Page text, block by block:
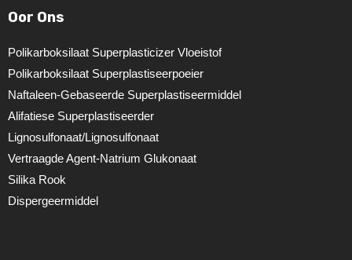
Oor Ons
Polikarboksilaat Superplasticizer Vloeistof
Polikarboksilaat Superplastiseerpoeier
Naftaleen-Gebaseerde Superplastiseermiddel
Alifatiese Superplastiseerder
Lignosulfonaat/lignosulfonaat
Vertraagde Agent-Natrium Glukonaat
Silika Rook
Dispergeermiddel